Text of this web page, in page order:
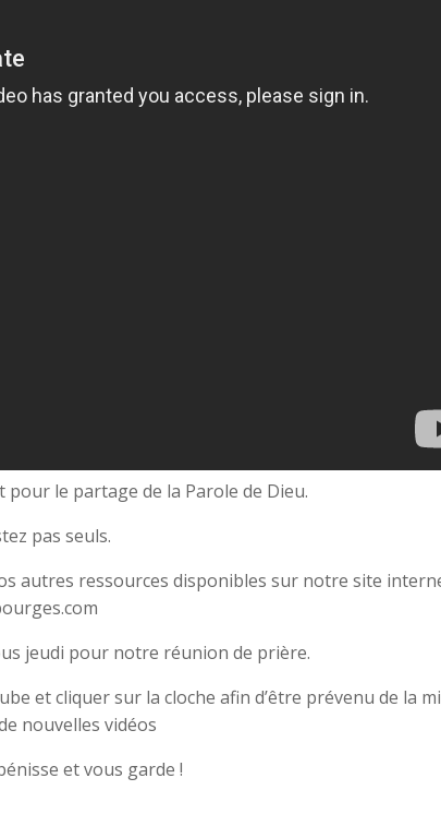
pour le partage de la Parole de Dieu.
pas seuls.
autres ressources disponibles sur notre site
jeudi pour notre réunion de prière.
et cliquer sur la cloche afin d’être prévenu de la
nouvelles vidéos
et vous garde !